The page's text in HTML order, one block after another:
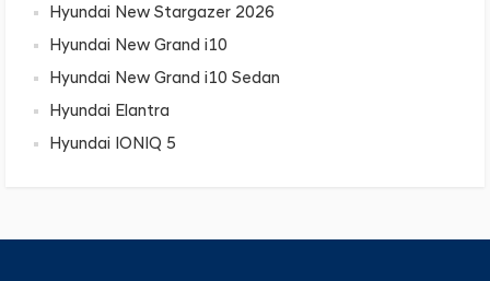
Hyundai New Stargazer 2026
Hyundai New Grand i10
Hyundai New Grand i10 Sedan
Hyundai Elantra
Hyundai IONIQ 5